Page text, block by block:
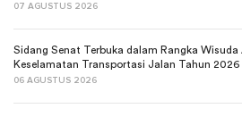
07 AGUSTUS 2026
Sidang Senat Terbuka dalam Rangka Wisuda
Keselamatan Transportasi Jalan Tahun 2026
06 AGUSTUS 2026